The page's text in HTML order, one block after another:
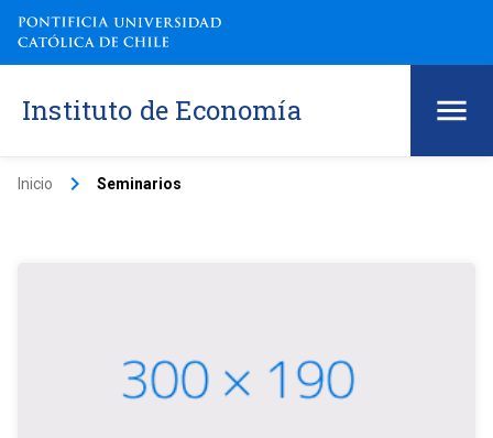
Instituto de Economía
Inicio keyboard_arrow_right Seminarios